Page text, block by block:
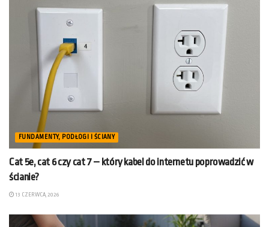
FUNDAMENTY, PODŁOGI I ŚCIANY
Cat 5e, cat 6 czy cat 7 – który kabel do internetu poprowadzić w
ścianie?
13 CZERWCA, 2026